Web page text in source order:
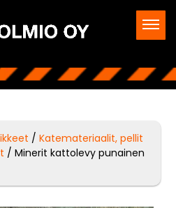
/Katemateriaalit, pellit
/ Minerit kattolevy punainen